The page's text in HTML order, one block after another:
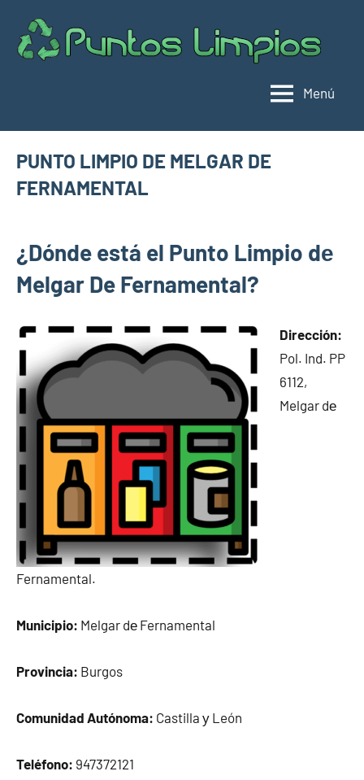
contenido
Menú
PUNTO LIMPIO DE MELGAR DE
FERNAMENTAL
limpios en
municipios
de Burgos
2025
¿Dónde está el Punto Limpio dе
Melgar De Fernamental?
Dirección:
Pol. Ind. PP
6112,
Melgar dе
Fernamental.
Municipio: Melgar dе Fernamental
Provincia: Burgos
Comunidad Autónoma: Castilla у León
Teléfono: 947372121